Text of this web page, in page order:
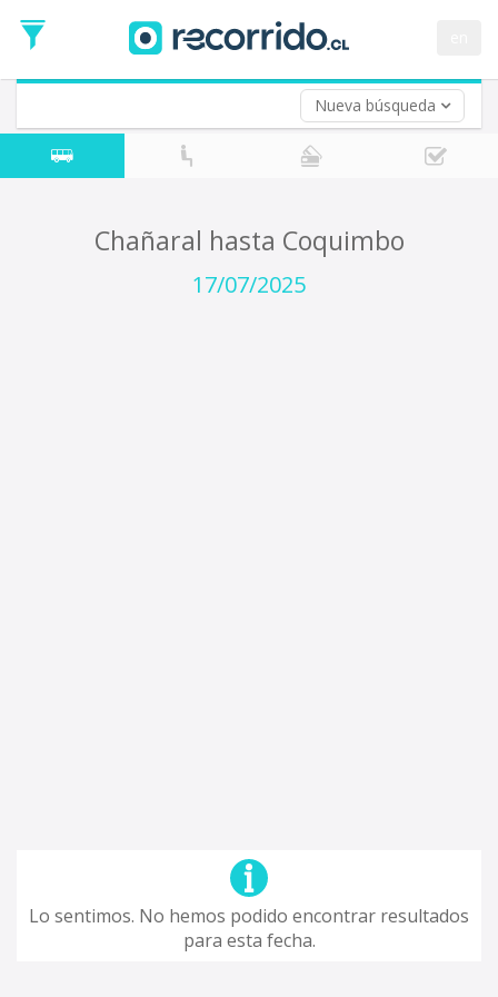
Nueva búsqueda
de
Ida
Vuelta (opcional)
Fecha
de
Chañaral hasta Coquimbo
17/07/2025
Lo sentimos. No hemos podido encontrar resultados
para esta fecha.